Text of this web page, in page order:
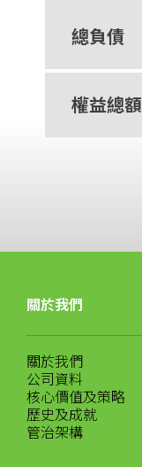
總負債
權益總額
關於我們
關於我們
公司資料
核心價值及策略
歷史及成就
管治架構